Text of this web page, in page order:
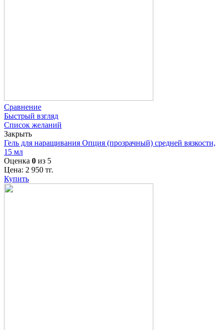
Сравнение
Быстрый взгляд
Список желаний
Закрыть
Гель для наращивания Опция (прозрачный) средней вязкости,
15 мл
Оценка 0 из 5
Цена: 2 950 тг.
Купить